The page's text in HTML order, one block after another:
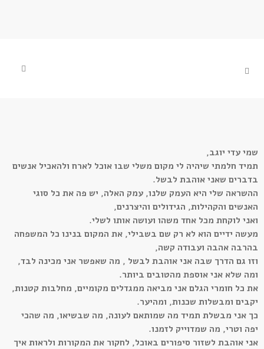
שמי עדי יוגב,
תמיד חלמתי שיהיה לי מקום משלי שבו אוכל לארח ולהאכיל אנשים
בדברים שאני אוהבת לבשל.
ההשראה שלי היא העמק שלנו, עמק האלה, יש פה את כל סוגי
האנשים והקהילות, הגידולים והיצרנים,
ואני לוקחת מכל אחד משהו ועושה אותו לשלי.
מעשה ידיים הוא לא רק שם בשבילי, את המקום בנינו כל המשפחה
בהרבה אהבה ועבודה קשה,
וזו גם הדרך שבה אני אוהבת לבשל , מה שאפשר אני מכינה לבד,
ומה שלא אני אוספת מהטובים ביותר.
את כל חומרי הגלם אני מביאה ממגדלים מקומיים, מחלבות קטנות,
יקבים ומבשלות שכנות, ומהיער.
כך אני מבשלת תמיד מה שמותאם לעונה, מה שבשיאו, מה שהכי
יפה וטרי, מה שמדוייק לזמנו.
אני אוהבת לשזור סיפורים באוכל, לחקור את המקורות ולראות איך